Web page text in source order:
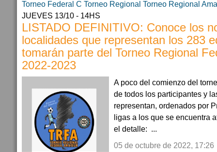
Torneo Federal C Torneo Regional Torneo Regional
JUEVES 13/10 - 14HS
LISTADO DEFINITIVO: Conoce los
localidades que representan los 283
tomarán parte del Torneo Regional
2022-2023
A poco del comienzo del
de todos los participantes y
representan, ordenados por
ligas a los que se
el detalle: ...
05 de octubre de 2022, 17:26